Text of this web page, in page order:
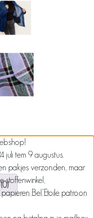
juli tem 9 augustus.
pakjes verzonden, maar
stoffenwinkel,
Bel’Etoile patroon